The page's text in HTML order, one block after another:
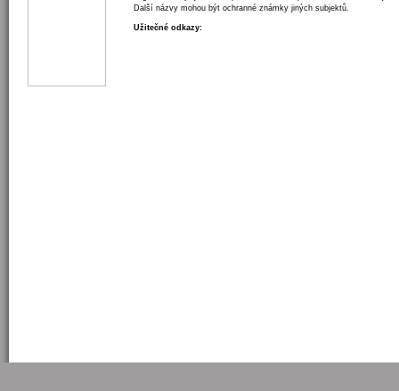
Další názvy mohou být ochranné známky jiných subjektů.
Užitečné odkazy: